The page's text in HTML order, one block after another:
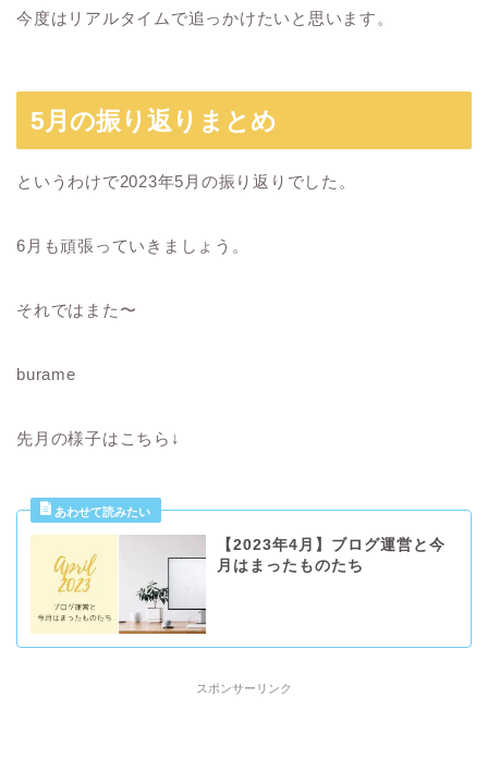
今度はリアルタイムで追っかけたいと思います。
5月の振り返りまとめ
というわけで2023年5月の振り返りでした。
6月も頑張っていきましょう。
それではまた〜
burame
先月の様子はこちら↓
【2023年4月】ブログ運営と今
月はまったものたち
スポンサーリンク